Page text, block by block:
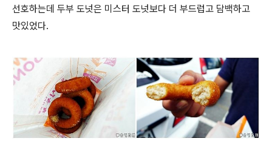
선호하는데 두부 도넛은 미스터 도넛보다 더 부드럽고 담백하고
맛있었다.